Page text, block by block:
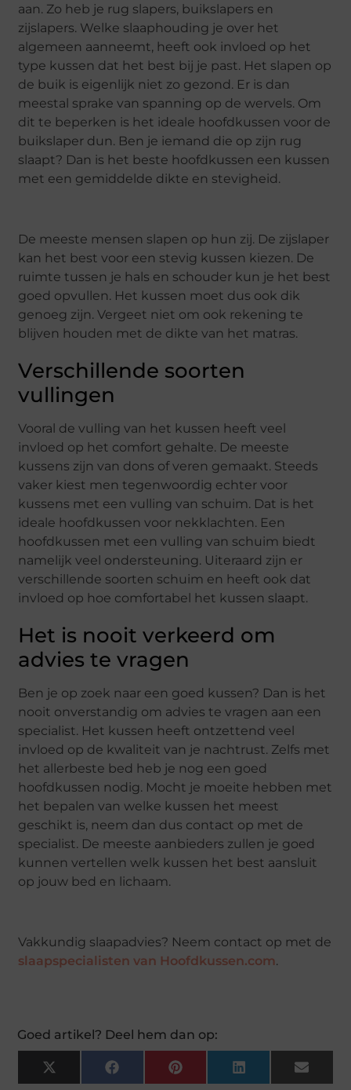
aan. Zo heb je rug slapers, buikslapers en
zijslapers. Welke slaaphouding je over het
algemeen aanneemt, heeft ook invloed op het
type kussen dat het best bij je past. Het slapen op
de buik is eigenlijk niet zo gezond. Er is dan
meestal sprake van spanning op de wervels. Om
dit te beperken is het ideale hoofdkussen voor de
buikslaper dun. Ben je iemand die op zijn rug
slaapt? Dan is het beste hoofdkussen een kussen
met een gemiddelde dikte en stevigheid.
De meeste mensen slapen op hun zij. De zijslaper
kan het best voor een stevig kussen kiezen. De
ruimte tussen je hals en schouder kun je het best
goed opvullen. Het kussen moet dus ook dik
genoeg zijn. Vergeet niet om ook rekening te
blijven houden met de dikte van het matras.
Verschillende soorten
vullingen
Vooral de vulling van het kussen heeft veel
invloed op het comfort gehalte. De meeste
kussens zijn van dons of veren gemaakt. Steeds
vaker kiest men tegenwoordig echter voor
kussens met een vulling van schuim. Dat is het
ideale hoofdkussen voor nekklachten. Een
hoofdkussen met een vulling van schuim biedt
namelijk veel ondersteuning. Uiteraard zijn er
verschillende soorten schuim en heeft ook dat
invloed op hoe comfortabel het kussen slaapt.
Het is nooit verkeerd om
advies te vragen
Ben je op zoek naar een goed kussen? Dan is het
nooit onverstandig om advies te vragen aan een
specialist. Het kussen heeft ontzettend veel
invloed op de kwaliteit van je nachtrust. Zelfs met
het allerbeste bed heb je nog een goed
hoofdkussen nodig. Mocht je moeite hebben met
het bepalen van welke kussen het meest
geschikt is, neem dan dus contact op met de
specialist. De meeste aanbieders zullen je goed
kunnen vertellen welk kussen het best aansluit
op jouw bed en lichaam.
Vakkundig slaapadvies? Neem contact op met de
slaapspecialisten van Hoofdkussen.com.
Goed artikel? Deel hem dan op:
X
(Twitter)
FacebookPinterestLinkedIn Email